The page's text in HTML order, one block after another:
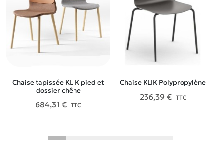
Chaise tapissée KLIK pied et
dossier chêne
684,31 € TTC
Chaise KLIK Polypropylène
236,39 € TTC